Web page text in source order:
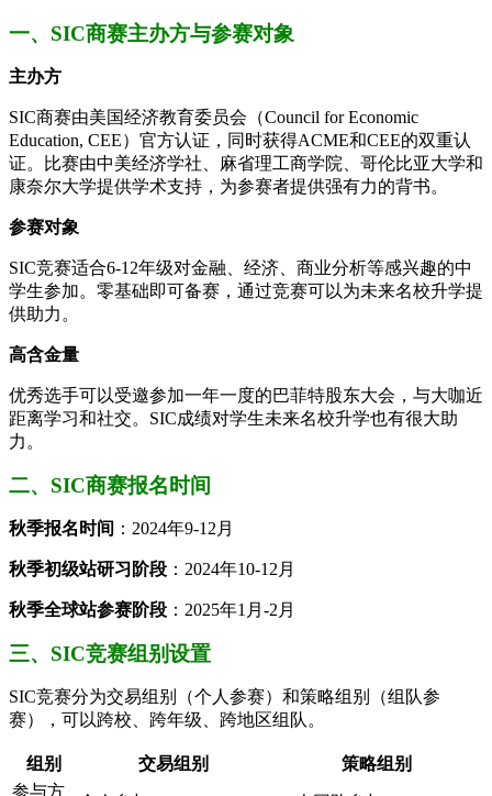
一、SIC商赛主办方与参赛对象
主办方
SIC商赛由美国经济教育委员会（Council for Economic
Education, CEE）官方认证，同时获得ACME和CEE的双重认
证。比赛由中美经济学社、麻省理工商学院、哥伦比亚大学和
康奈尔大学提供学术支持，为参赛者提供强有力的背书。
参赛对象
SIC竞赛适合6-12年级对金融、经济、商业分析等感兴趣的中
学生参加。零基础即可备赛，通过竞赛可以为未来名校升学提
供助力。
高含金量
优秀选手可以受邀参加一年一度的巴菲特股东大会，与大咖近
距离学习和社交。SIC成绩对学生未来名校升学也有很大助
力。
二、SIC商赛报名时间
秋季报名时间 ：2024年9-12月
秋季初级站研习阶段 ：2024年10-12月
秋季全球站参赛阶段 ：2025年1月-2月
三、SIC竞赛组别设置
SIC竞赛分为交易组别（个人参赛）和策略组别（组队参
赛），可以跨校、跨年级、跨地区组队。
组别 交易组别
策略组别
参与方